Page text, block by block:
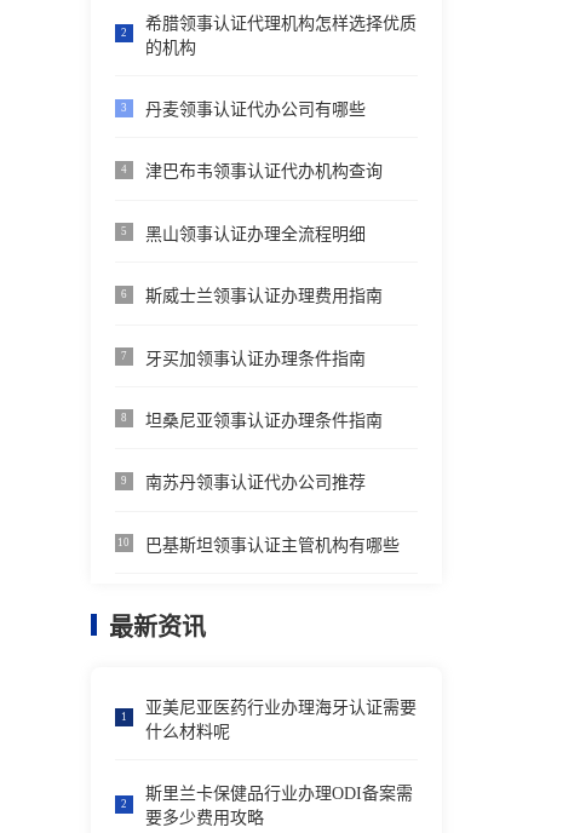
2
希腊领事认证代理机构怎样选择优质
的机构
3 丹麦领事认证代办公司有哪些
4 津巴布韦领事认证代办机构查询
5 黑山领事认证办理全流程明细
6 斯威士兰领事认证办理费用指南
7 牙买加领事认证办理条件指南
8 坦桑尼亚领事认证办理条件指南
9 南苏丹领事认证代办公司推荐
10 巴基斯坦领事认证主管机构有哪些
最新资讯
1
亚美尼亚医药行业办理海牙认证需要
什么材料呢
2
斯里兰卡保健品行业办理ODI备案需
要多少费用攻略